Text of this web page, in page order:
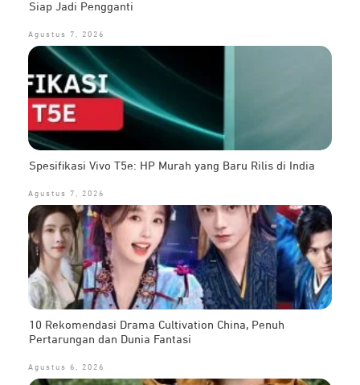
Siap Jadi Pengganti
Agustus 7, 2026
Spesifikasi Vivo T5e: HP Murah yang Baru Rilis di India
Agustus 7, 2026
10 Rekomendasi Drama Cultivation China, Penuh
Pertarungan dan Dunia Fantasi
Agustus 6, 2026